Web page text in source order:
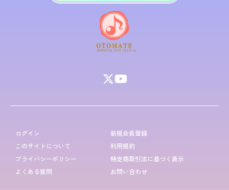
ログイン
新規会員登録
このサイトについて
利用規約
プライバシーポリシー
特定商取引法に基づく表示
よくある質問
お問い合わせ